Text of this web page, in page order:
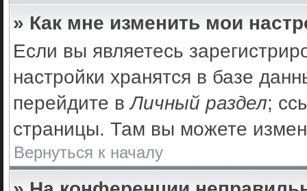
» Как мне изменить мои
Если вы являетесь
настройки хранятся в базе
перейдите вЛичный раздел;
страницы. Там вы можете
Вернуться к началу